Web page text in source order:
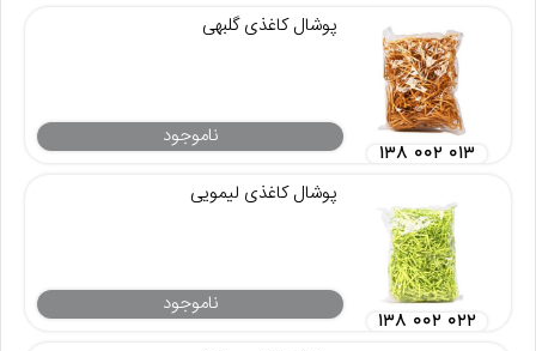
پوشال کاغذی گلبهی
ناموجود
۱۳۸ ۰۰۲ ۰۱۳
پوشال کاغذی لیمویی
ناموجود
۱۳۸ ۰۰۲ ۰۲۲